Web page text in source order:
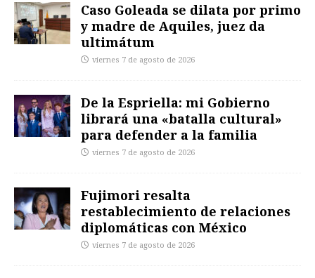
Caso Goleada se dilata por primo
y madre de Aquiles, juez da
ultimátum
viernes 7 de agosto de 2026
De la Espriella: mi Gobierno
librará una «batalla cultural»
para defender a la familia
viernes 7 de agosto de 2026
Fujimori resalta
restablecimiento de relaciones
diplomáticas con México
viernes 7 de agosto de 2026